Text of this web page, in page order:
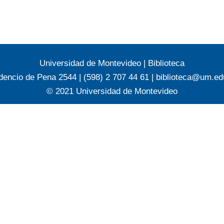
Universidad de Montevideo | Biblioteca
de Pena 2544 | (598) 2 707 44 61 |
© 2021 Universidad de Montevideo